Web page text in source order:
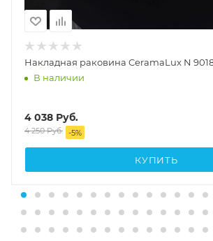
Накладная раковина CeramaLux N
В наличии
4 038 Руб.
4 250Руб. -5%
КУПИТЬ